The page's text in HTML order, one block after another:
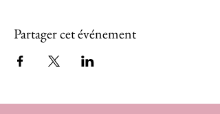
Partager cet événement